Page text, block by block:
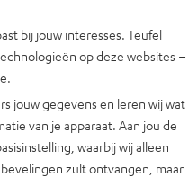
8083195
bij jouw interesses. Teufel
op deze websites –
jouw gegevens en leren wij wat
van je apparaat. Aan jou de
waarbij wij alleen
zult ontvangen, maar